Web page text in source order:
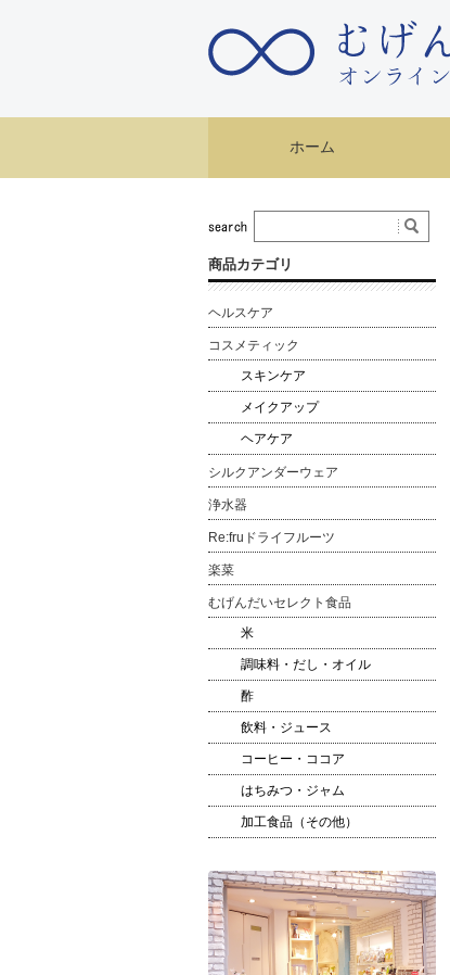
ホーム
商品カテゴリ
ヘルスケア
コスメティック
スキンケア
メイクアップ
ヘアケア
シルクアンダーウェア
浄水器
Re:fruドライフルーツ
楽菜
むげんだいセレクト食品
米
調味料・だし・オイル
酢
飲料・ジュース
コーヒー・ココア
はちみつ・ジャム
加工食品（その他）